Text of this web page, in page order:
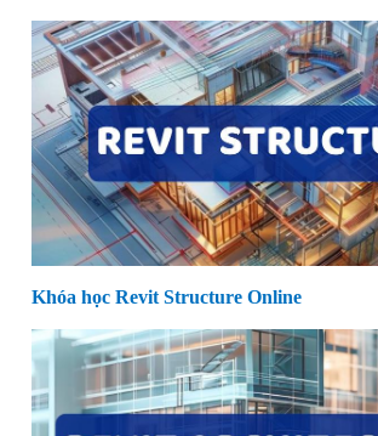
Khóa học Revit Structure Online